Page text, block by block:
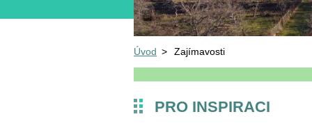
Úvod > Zajímavosti
PRO INSPIRACI